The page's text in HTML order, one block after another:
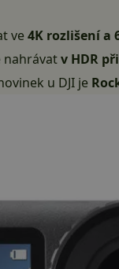
ve4K rozlišení a
nahrávatv HDR
u DJI je